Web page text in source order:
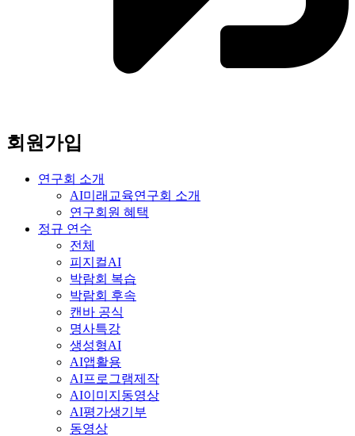
회원가입
연구회 소개
AI미래교육연구회 소개
연구회원 혜택
정규 연수
전체
피지컬AI
박람회 복습
박람회 후속
캔바 공식
명사특강
생성형AI
AI앱활용
AI프로그램제작
AI이미지동영상
AI평가생기부
동영상